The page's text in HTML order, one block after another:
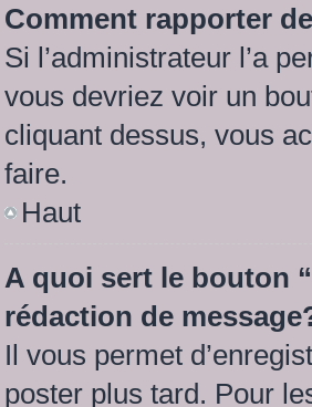
Comment rapporter
Si l’administrateur l’a
vous devriez voir un
cliquant dessus, vous
faire.
Haut
A quoi sert le bouton
rédaction de
Il vous permet
poster plus tard. Pour